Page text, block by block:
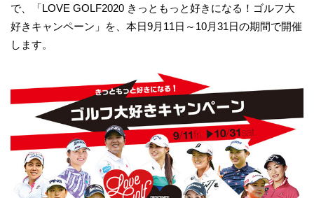
で、「LOVE GOLF2020 きっともっと好きになる！ゴルフ大
好きキャンペーン」を、本日9月11日～10月31日の期間で開催
します。